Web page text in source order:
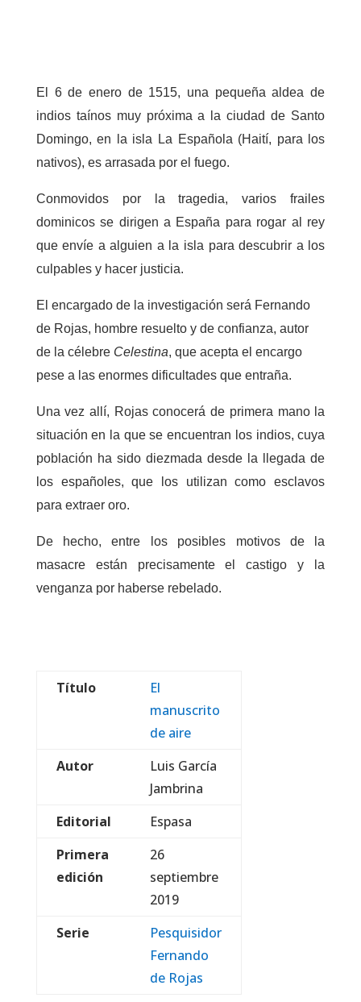
El 6 de enero de 1515, una pequeña aldea de
indios taínos muy próxima a la ciudad de Santo
Domingo, en la isla La Española (Haití, para los
nativos), es arrasada por el fuego.
Conmovidos por la tragedia, varios frailes
dominicos se dirigen a España para rogar al rey
que envíe a alguien a la isla para descubrir a los
culpables y hacer justicia.
El encargado de la investigación será Fernando
de Rojas, hombre resuelto y de confianza, autor
de la célebre Celestina, que acepta el encargo
pese a las enormes dificultades que entraña.
Una vez allí, Rojas conocerá de primera mano la
situación en la que se encuentran los indios, cuya
población ha sido diezmada desde la llegada de
los españoles, que los utilizan como esclavos
para extraer oro.
De hecho, entre los posibles motivos de la
masacre están precisamente el castigo y la
venganza por haberse rebelado.
Título
El
manuscrito
de aire
Autor
Luis García
Jambrina
Editorial
Espasa
Primera
edición
26
septiembre
2019
Serie
Pesquisidor
Fernando
de Rojas